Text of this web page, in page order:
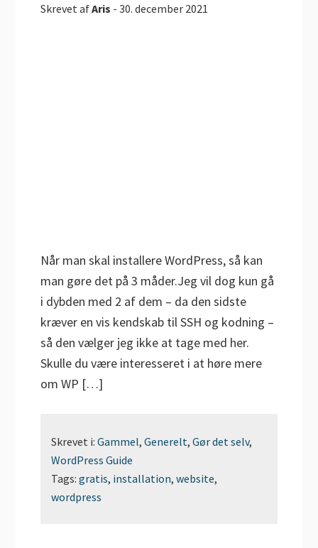
Skrevet afAris -30. december 2021
Når man skal installere WordPress, så kan
man gøre det på 3 måder.Jeg vil dog kun gå
i dybden med 2 af dem – da den sidste
kræver en vis kendskab til SSH og kodning –
så den vælger jeg ikke at tage med her.
Skulle du være interesseret i at høre mere
om WP […]
Skrevet i:Gammel,Generelt,Gør det selv,
WordPress Guide
Tags:gratis, installation,website,
wordpress